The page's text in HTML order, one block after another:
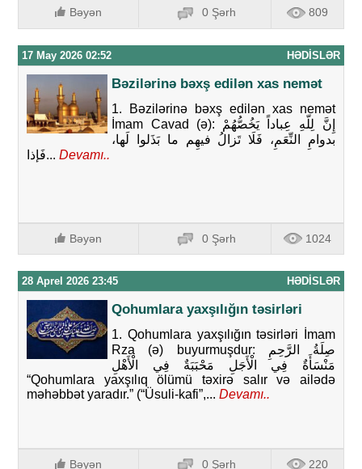
Bəyən 0 Şərh 809
17 May 2026 02:52 HƏDISLƏR
Bəzilərinə bəxş edilən xas nemət
1. Bəzilərinə bəxş edilən xas nemət
İmam Cavad (ə): إِنَّ لِلّهِ عِباداً يَخُصُّهُمْ
بدوامِ النِّعَمِ، فَلَا تَزالُ فيهِم ما بَذَلوا لَها،
فَإذا... Devamı..
Bəyən 0 Şərh 1024
28 Aprel 2026 23:45 HƏDISLƏR
Qohumlara yaxşılığın təsirləri
1. Qohumlara yaxşılığın təsirləri İmam
Rza (ə) buyurmuşdur: صِلَةُ الرَّحِمِ
مَنْسَأَةٌ فِي الْأَجَلِ مَحْبَبَةٌ فِي الْأَهْلِ
“Qohumlara yaxşılıq ölümü təxirə salır və ailədə
məhəbbət yaradır.” (“Üsuli-kafi”,... Devamı..
Bəyən 0 Şərh 220